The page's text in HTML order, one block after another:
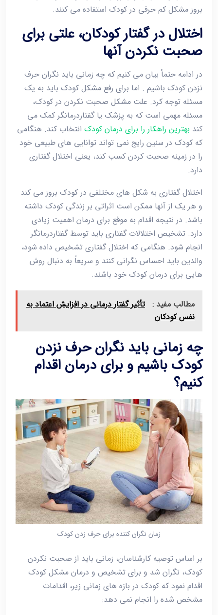
بروز مشکل کم حرفی در کودک استفاده می کنند.
اختلال در گفتار کودکان، علتی برای
صحبت نکردن آنها
در ادامه حتماً بیان می کنیم که چه زمانی باید نگران حرف
نزدن کودک باشیم . اما برای رفع مشکل کودک باید به یک
مسئله توجه کرد. علت مشکل صحبت نکردن در کودک،
مسئله مهمی است که به پزشک یا گفتاردرمانگر کمک می
کند بهترین راهکار را برای درمان کودک انتخاب کند. هنگامی
که کودک در سنین رایج نمی تواند توانایی های طبیعی خود
را در زمینه صحبت کردن کسب کند، یعنی اختلال گفتاری
دارد.
اختلال گفتاری به شکل های مختلفی در کودک بروز می کند
و هر یک از آنها ممکن است اثراتی بر زندگی کودک داشته
باشد. در نتیجه اقدام به موقع برای درمان اهمیت زیادی
دارد. تشخیص اختلالات گفتاری باید توسط گفتاردرمانگر
انجام شود. هنگامی که اختلال گفتاری تشخیص داده شود،
والدین باید احساس نگرانی کنند و سریعاً به دنبال روش
هایی برای درمان کودک خود باشند.
مطالب مفید : تأثیر گفتار درمانی در افزایش اعتماد به
نفس کودکان
چه زمانی باید نگران حرف نزدن
کودک باشیم و برای درمان اقدام
کنیم؟
زمان نگران کننده برای حرف زدن کودک
بر اساس توصیه کارشناسان، زمانی باید از صحبت نکردن
کودک، نگران شد و برای تشخیص و درمان مشکل کودک
اقدام نمود که کودک در بازه های زمانی زیر، اقدامات
مشخص شده را انجام نمی دهد: